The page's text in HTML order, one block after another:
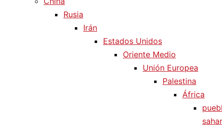
Rusia
Irán
Estados Unidos
Oriente Medio
Unión Europea
Palestina
África